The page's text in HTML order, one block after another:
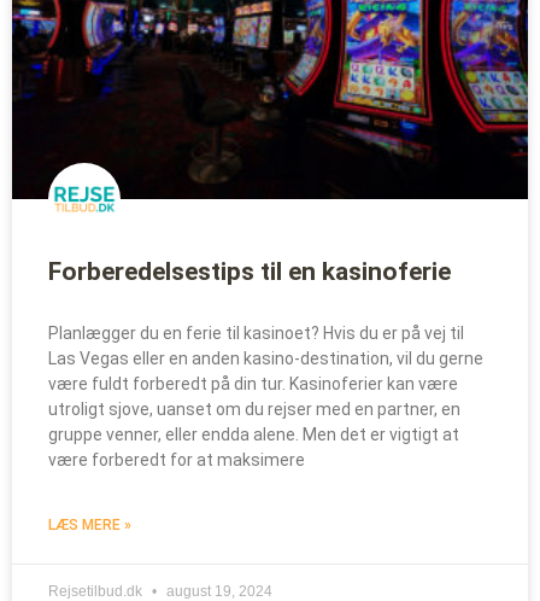
Forberedelsestips til en kasinoferie
Planlægger du en ferie til kasinoet? Hvis du er på vej til
Las Vegas eller en anden kasino-destination, vil du gerne
være fuldt forberedt på din tur. Kasinoferier kan være
utroligt sjove, uanset om du rejser med en partner, en
gruppe venner, eller endda alene. Men det er vigtigt at
være forberedt for at maksimere
LÆS MERE »
Rejsetilbud.dk august 19, 2024